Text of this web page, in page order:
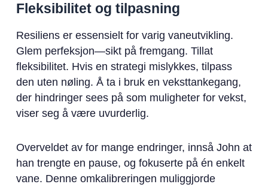
Fleksibilitet og tilpasning
Resiliens er essensielt for varig vaneutvikling.
Glem perfeksjon—sikt på fremgang. Tillat
fleksibilitet. Hvis en strategi mislykkes, tilpass
den uten nøling. Å ta i bruk en veksttankegang,
der hindringer sees på som muligheter for vekst,
viser seg å være uvurderlig.
Overveldet av for mange endringer, innså John at
han trengte en pause, og fokuserte på én enkelt
vane. Denne omkalibreringen muliggjorde